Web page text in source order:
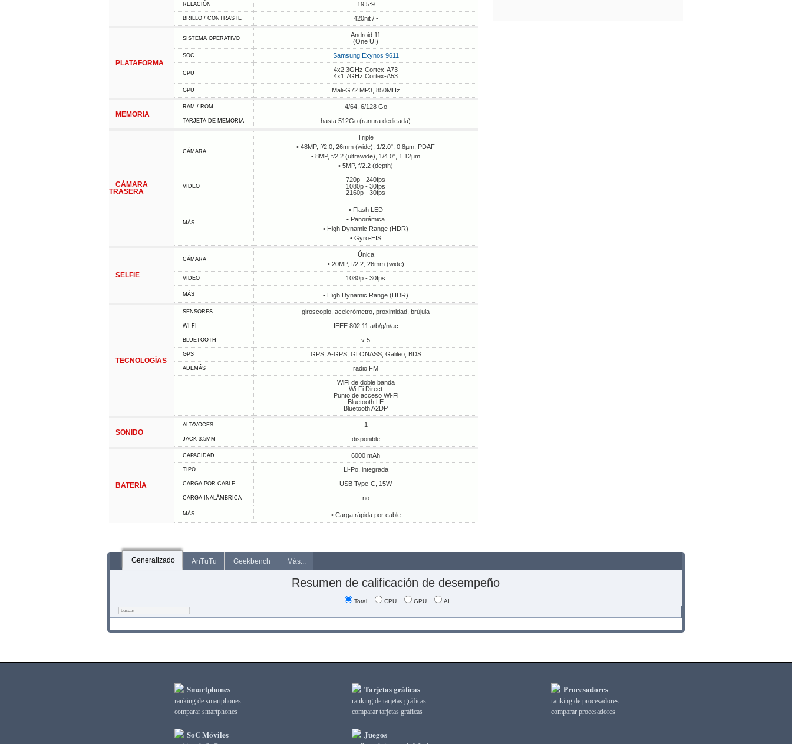
RELACIÓN 19.5:9
BRILLO / CONTRASTE 420nit / -
PLATAFORMA
SISTEMA OPERATIVO
Android 11
(One UI)
SOC Samsung Exynos 9611
CPU
4x2.3GHz Cortex-A73
4x1.7GHz Cortex-A53
GPU Mali-G72 MP3, 850MHz
MEMORIA
RAM / ROM 4/64, 6/128 Go
TARJETA DE MEMORIA hasta 512Go (ranura dedicada)
CÁMARA
TRASERA
CÁMARA
Triple
• 48MP, f/2.0, 26mm (wide), 1/2.0", 0.8µm, PDAF
• 8MP, f/2.2 (ultrawide), 1/4.0", 1.12µm
• 5MP, f/2.2 (depth)
VIDEO
720p - 240fps
1080p - 30fps
2160p - 30fps
MÁS
• Flash LED
• Panorámica
• High Dynamic Range (HDR)
• Gyro-EIS
SELFIE
CÁMARA
Única
• 20MP, f/2.2, 26mm (wide)
VIDEO 1080p - 30fps
MÁS • High Dynamic Range (HDR)
TECNOLOGÍAS
SENSORES giroscopio, acelerómetro, proximidad, brújula
WI-FI IEEE 802.11 a/b/g/n/ac
BLUETOOTH v 5
GPS GPS, A-GPS, GLONASS, Galileo, BDS
ADEMÁS
radio FM
WiFi de doble banda
Wi-Fi Direct
Punto de acceso Wi-Fi
Bluetooth LE
Bluetooth A2DP
SONIDO
ALTAVOCES 1
JACK 3,5MM disponible
BATERÍA
CAPACIDAD 6000 mAh
TIPO Li-Po, integrada
CARGA POR CABLE USB Type-C, 15W
CARGA INALÁMBRICA no
MÁS • Carga rápida por cable
Generalizado AnTuTu Geekbench Más...
Resumen de calificación de desempeño
Total CPU GPU AI
Smartphones
ranking de smartphones
comparar smartphones
SoC Móviles
Tarjetas gráficas
ranking de tarjetas gráficas
comparar tarjetas gráficas
Juegos
Procesadores
ranking de procesadores
comparar procesadores